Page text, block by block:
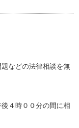
などの法律相談を無
４時００分の間に相